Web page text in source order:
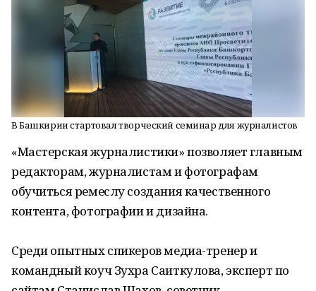
В Башкирии стартовал творческий семинар для журналистов
«Мастерская журналистики» позволяет главным
редакторам, журналистам и фотографам
обучиться ремеслу создания качественного
контента, фотографии и дизайна.
Среди опытных спикеров медиа-тренер и
командный коуч Зухра Саиткулова, эксперт по